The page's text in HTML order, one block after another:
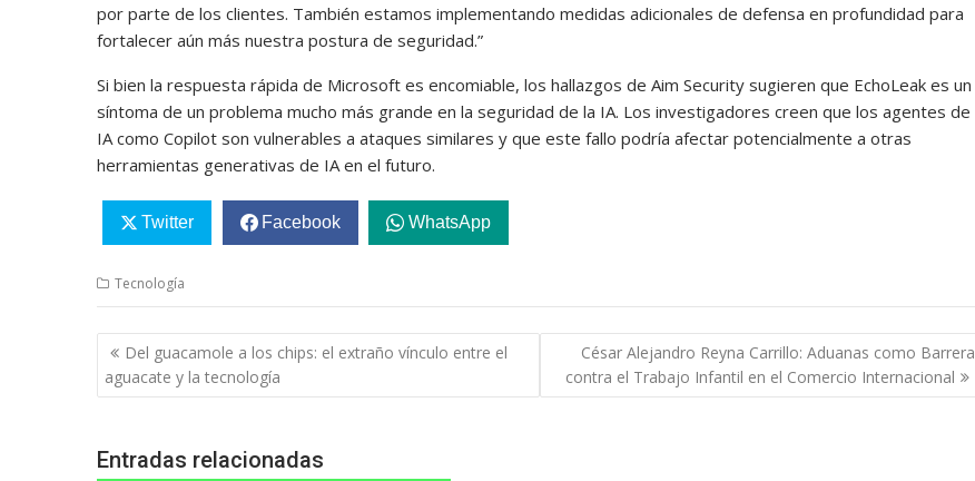
por parte de los clientes. También estamos implementando medidas adicionales de defensa en profundidad para
fortalecer aún más nuestra postura de seguridad.”
Si bien la respuesta rápida de Microsoft es encomiable, los hallazgos de Aim Security sugieren que EchoLeak es un
síntoma de un problema mucho más grande en la seguridad de la IA. Los investigadores creen que los agentes de
IA como Copilot son vulnerables a ataques similares y que este fallo podría afectar potencialmente a otras
herramientas generativas de IA en el futuro.
Twitter Facebook WhatsApp
Tecnología
Navegación
de
entradas
Del guacamole a los chips: el extraño vínculo entre el
aguacate y la tecnología
César Alejandro Reyna Carrillo: Aduanas como Barrera
contra el Trabajo Infantil en el Comercio Internacional
Entradas relacionadas